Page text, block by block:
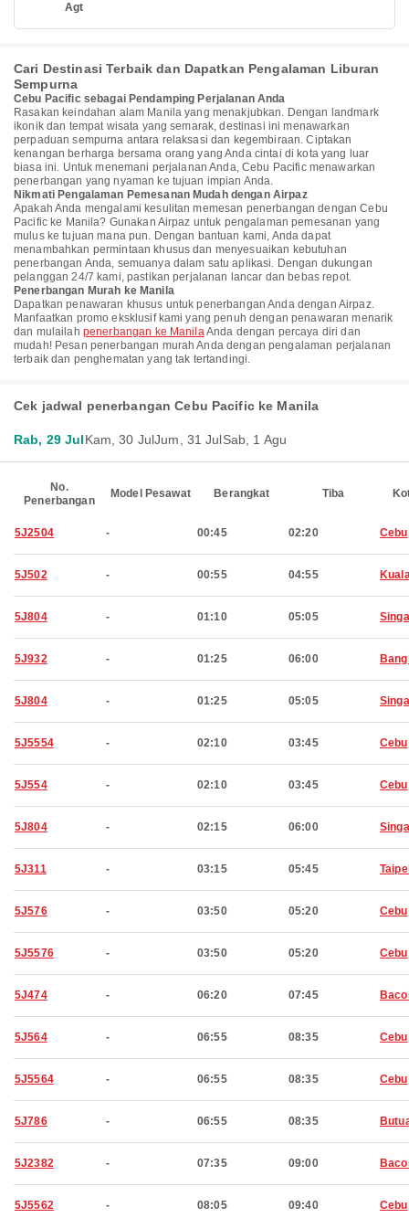
Agt
Cari Destinasi Terbaik dan Dapatkan Pengalaman Liburan
Sempurna
Cebu Pacific sebagai Pendamping Perjalanan Anda
Rasakan keindahan alam Manila yang menakjubkan. Dengan landmark
ikonik dan tempat wisata yang semarak, destinasi ini menawarkan
perpaduan sempurna antara relaksasi dan kegembiraan. Ciptakan
kenangan berharga bersama orang yang Anda cintai di kota yang luar
biasa ini. Untuk menemani perjalanan Anda, Cebu Pacific menawarkan
penerbangan yang nyaman ke tujuan impian Anda.
Nikmati Pengalaman Pemesanan Mudah dengan Airpaz
Apakah Anda mengalami kesulitan memesan penerbangan dengan Cebu
Pacific ke Manila? Gunakan Airpaz untuk pengalaman pemesanan yang
mulus ke tujuan mana pun. Dengan bantuan kami, Anda dapat
menambahkan permintaan khusus dan menyesuaikan kebutuhan
penerbangan Anda, semuanya dalam satu aplikasi. Dengan dukungan
pelanggan 24/7 kami, pastikan perjalanan lancar dan bebas repot.
Penerbangan Murah ke Manila
Dapatkan penawaran khusus untuk penerbangan Anda dengan Airpaz.
Manfaatkan promo eksklusif kami yang penuh dengan penawaran menarik
dan mulailah penerbangan ke ManilaAnda dengan percaya diri dan
mudah! Pesan penerbangan murah Anda dengan pengalaman perjalanan
terbaik dan penghematan yang tak tertandingi.
Cek jadwal penerbangan Cebu Pacific ke Manila
Rab, 29 JulKam, 30 JulJum, 31 JulSab, 1 Agu
No.
Penerbangan
Model Pesawat Berangkat Tiba
5J2504 - 00:45 02:20 Cebu
5J502 - 00:55 04:55
5J804 - 01:10 05:05
5J932 - 01:25 06:00
5J804 - 01:25 05:05
5J5554 - 02:10 03:45 Cebu
5J554 - 02:10 03:45 Cebu
5J804 - 02:15 06:00
5J311 - 03:15 05:45
5J576 - 03:50 05:20 Cebu
5J5576 - 03:50 05:20 Cebu
5J474 - 06:20 07:45
5J564 - 06:55 08:35 Cebu
5J5564 - 06:55 08:35 Cebu
5J786 - 06:55 08:35
5J2382 - 07:35 09:00
5J5562 - 08:05 09:40 Cebu